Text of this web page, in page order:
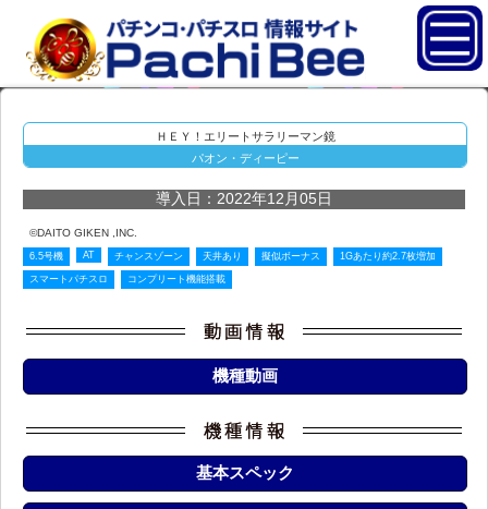
ＨＥＹ！エリートサラリーマン鏡
パオン・ディーピー
導入日：2022年12月05日
©DAITO GIKEN ,INC.
6.5号機 AT チャンスゾーン 天井あり 擬似ボーナス 1Gあたり約2.7枚増加
スマートパチスロ コンプリート機能搭載
機種動画
基本スペック